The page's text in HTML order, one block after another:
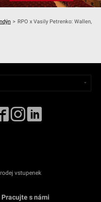
> RPO x Vasily Petrenko: Wallen,
vstupenek
Pracujte s námi